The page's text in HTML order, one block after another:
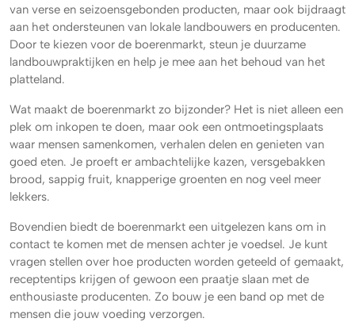
van verse en seizoensgebonden producten, maar ook bijdraagt
aan het ondersteunen van lokale landbouwers en producenten.
Door te kiezen voor de boerenmarkt, steun je duurzame
landbouwpraktijken en help je mee aan het behoud van het
platteland.
Wat maakt de boerenmarkt zo bijzonder? Het is niet alleen een
plek om inkopen te doen, maar ook een ontmoetingsplaats
waar mensen samenkomen, verhalen delen en genieten van
goed eten. Je proeft er ambachtelijke kazen, versgebakken
brood, sappig fruit, knapperige groenten en nog veel meer
lekkers.
Bovendien biedt de boerenmarkt een uitgelezen kans om in
contact te komen met de mensen achter je voedsel. Je kunt
vragen stellen over hoe producten worden geteeld of gemaakt,
receptentips krijgen of gewoon een praatje slaan met de
enthousiaste producenten. Zo bouw je een band op met de
mensen die jouw voeding verzorgen.